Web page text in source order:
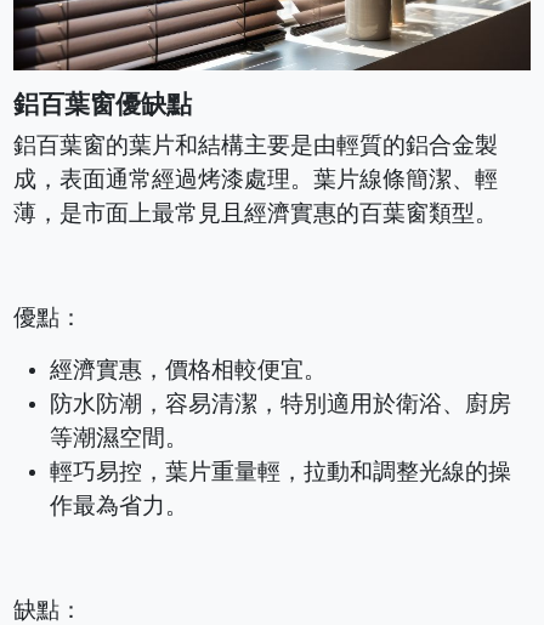
鋁百葉窗優缺點
鋁百葉窗的葉片和結構主要是由輕質的鋁合金製
成，表面通常經過烤漆處理。葉片線條簡潔、輕
薄，是市面上最常見且經濟實惠的百葉窗類型。
優點：
經濟實惠，價格相較便宜。
防水防潮，容易清潔，特別適用於衛浴、廚房
等潮濕空間。
輕巧易控，葉片重量輕，拉動和調整光線的操
作最為省力。
缺點：